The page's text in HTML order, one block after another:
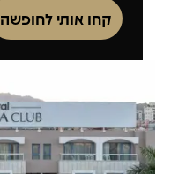
קחו אותי לחופשה